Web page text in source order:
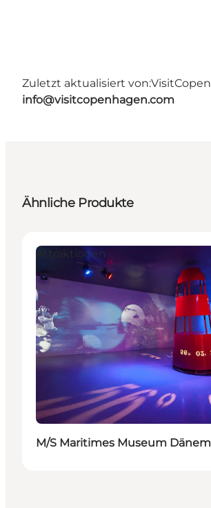
Zuletzt aktualisiert von:
info@visitcopenhagen.com
Ähnliche Produkte
Attraktionen
M/S Maritimes Museum